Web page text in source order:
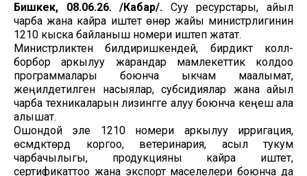
Бишкек, 08.06.26. /Кабар/. Суу ресурстары, айыл
чарба жана кайра иштетүү өнөр жайы министрлигинин
1210 кыска байланыш номери иштеп жатат.
Министрликтен билдиришкендей, бирдиктүү колл-
борбор аркылуу жарандар мамлекеттик колдоо
программалары боюнча ыкчам маалымат,
жеңилдетилген насыялар, субсидиялар жана айыл
чарба техникаларын лизингге алуу боюнча кеңеш ала
алышат.
Ошондой эле 1210 номери аркылуу ирригация,
өсүмдүктөрдү коргоо, ветеринария, асыл тукум
чарбачылыгы, продукцияны кайра иштетүү,
сертификаттоо жана экспорт маселелери боюнча да